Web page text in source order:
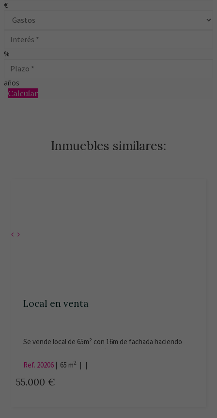
€
%
años
Calcular
Inmuebles similares:
Local en venta
Se vende local de 65m² con 16m de fachada haciendo
III "El Santo".
Ref. 20206 | 65 m2 | |
55.000 €